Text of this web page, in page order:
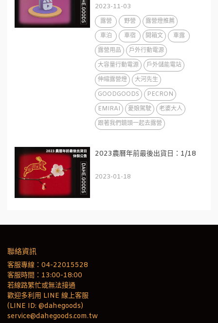
2023-11-03
露營 野營
露營燈推薦
車泊
車宿 開箱文
車露
露營用品
戶外行動電源
大容量行動電源
戶外儲能電站
伸縮露營燈
大河先生
GOODGOODS
PECRON
EMIRAI
憂娘駕駛
老婆大人
跟著我們鏡頭一起去露營
2023農曆年前最後出貨日：1/18
2023-01-18
聯絡資訊
客服專線：04-22015528
客服時間：13:00-18:00
若線路繁忙或無法接通
歡迎多利用 LINE 線上客服
(LINE ID: @dahegoods)
service@dahegoods.com.tw